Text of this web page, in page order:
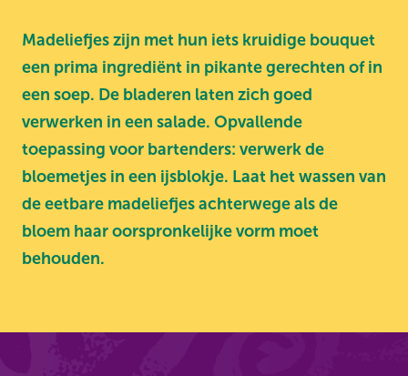
Madeliefjes zijn met hun iets kruidige bouquet
een prima ingrediënt in pikante gerechten of in
een soep. De bladeren laten zich goed
verwerken in een salade. Opvallende
toepassing voor bartenders: verwerk de
bloemetjes in een ijsblokje. Laat het wassen van
de eetbare madeliefjes achterwege als de
bloem haar oorspronkelijke vorm moet
behouden.